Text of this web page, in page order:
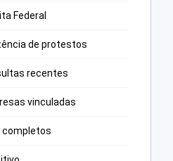
Federal
de protestos
recentes
vinculadas
completos